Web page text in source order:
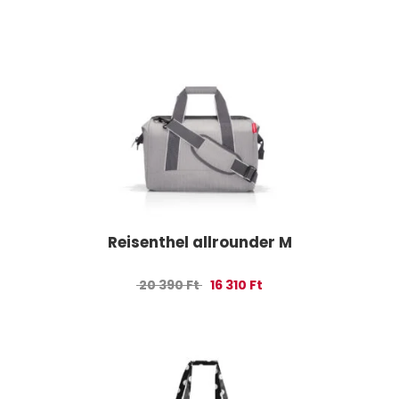
Reisenthel allrounder M
20 390Ft Original price was: 20 390 Ft.
16 310 Ft